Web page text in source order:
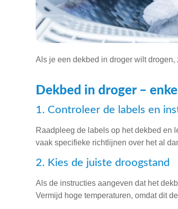
Als je een dekbed in droger wilt
Dekbed in droger –
1. Controleer de labels en
Raadpleeg de labels op het dekbed en
vaak specifieke richtlijnen over het al
2. Kies de juiste droogstand
Als de instructies aangeven dat het
Vermijd hoge temperaturen, omdat dit